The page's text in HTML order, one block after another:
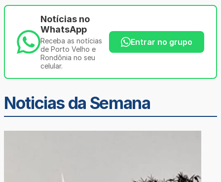
Notícias no
WhatsApp
Receba as notícias
de Porto Velho e
Rondônia no seu
celular.
Entrar no grupo
Noticias da Semana